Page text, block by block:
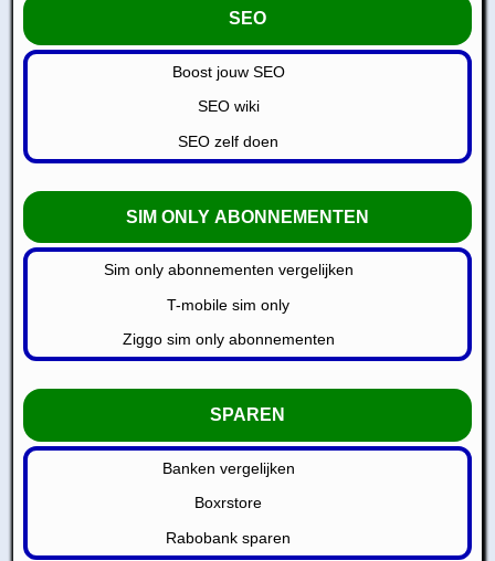
SEO
Boost jouw SEO
SEO wiki
SEO zelf doen
SIM ONLY ABONNEMENTEN
Sim only abonnementen vergelijken
T-mobile sim only
Ziggo sim only abonnementen
SPAREN
Banken vergelijken
Boxrstore
Rabobank sparen